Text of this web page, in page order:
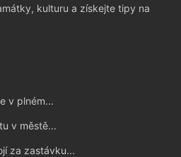
kulturu a získejte tipy na
v plném...
v městě...
za zastávku...